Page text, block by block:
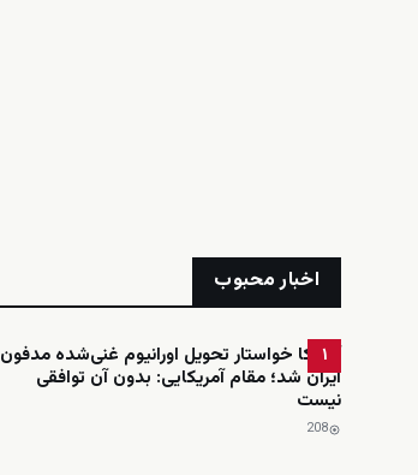
اخبار محبوب
۱
آمریکا خواستار تحویل اورانیوم غنی‌شده مدفون
ایران شد؛ مقام آمریکایی: بدون آن توافقی
نیست
208